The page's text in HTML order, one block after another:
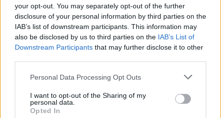
your opt-out. You may separately opt-out of the further
disclosure of your personal information by third parties on the
IAB’s list of downstream participants. This information may
also be disclosed by us to third parties on the IAB’s List of
Downstream Participants that may further disclose it to other
Personal Data Processing Opt Outs
I want to opt-out of the Sharing of my
personal data.
Opted In